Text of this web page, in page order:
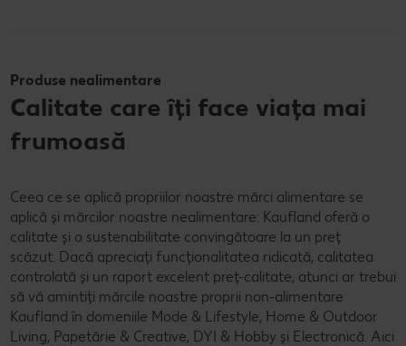
Produse nealimentare
Calitate care îți face viața mai
frumoasă
Ceea ce se aplică propriilor noastre mărci alimentare se
aplică și mărcilor noastre nealimentare: Kaufland oferă o
calitate și o sustenabilitate convingătoare la un preț
scăzut. Dacă apreciați funcționalitatea ridicată, calitatea
controlată și un raport excelent preț-calitate, atunci ar trebui
să vă amintiți mărcile noastre proprii non-alimentare
Kaufland în domeniile Mode & Lifestyle, Home & Outdoor
Living, Papetărie & Creative, DYI & Hobby și Electronică. Aici